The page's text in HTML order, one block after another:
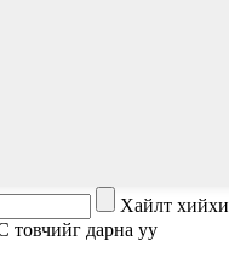
Хайлт
товчийг дарна уу